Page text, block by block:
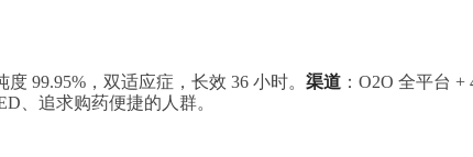
99.95%，双适应症，长效 36 小时。 渠道 ：O2O 全平台
、追求购药便捷的人群。